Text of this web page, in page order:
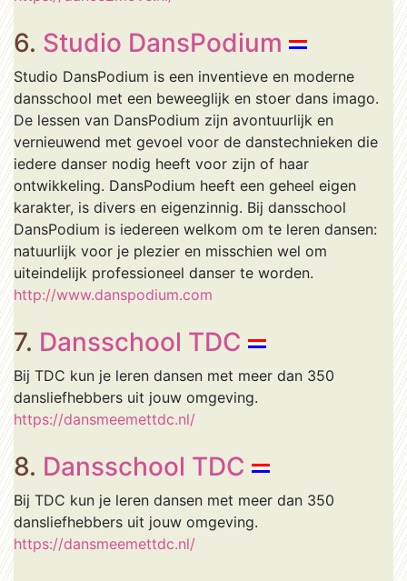
6. Studio DansPodium
Studio DansPodium is een inventieve en moderne
dansschool met een beweeglijk en stoer dans imago.
De lessen van DansPodium zijn avontuurlijk en
vernieuwend met gevoel voor de danstechnieken die
iedere danser nodig heeft voor zijn of haar
ontwikkeling. DansPodium heeft een geheel eigen
karakter, is divers en eigenzinnig. Bij dansschool
DansPodium is iedereen welkom om te leren dansen:
natuurlijk voor je plezier en misschien wel om
uiteindelijk professioneel danser te worden.
http://www.danspodium.com
7. Dansschool TDC
Bij TDC kun je leren dansen met meer dan 350
dansliefhebbers uit jouw omgeving.
https://dansmeemettdc.nl/
8. Dansschool TDC
Bij TDC kun je leren dansen met meer dan 350
dansliefhebbers uit jouw omgeving.
https://dansmeemettdc.nl/